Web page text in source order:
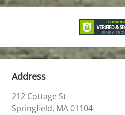
Address
212 Cottage St
Springfield, MA 01104